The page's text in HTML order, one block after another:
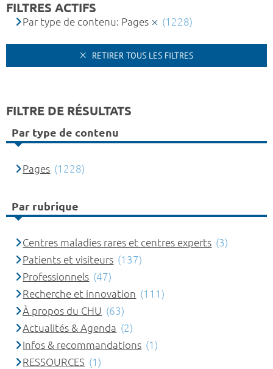
FILTRES ACTIFS
Par type de contenu: Pages (1228)
RETIRER TOUS LES FILTRES
FILTRE DE RÉSULTATS
Par type de contenu
Pages (1228)
Par rubrique
Centres maladies rares et centres experts (3)
Patients et visiteurs (137)
Professionnels (47)
Recherche et innovation (111)
À propos du CHU (63)
Actualités & Agenda (2)
Infos & recommandations (1)
RESSOURCES (1)